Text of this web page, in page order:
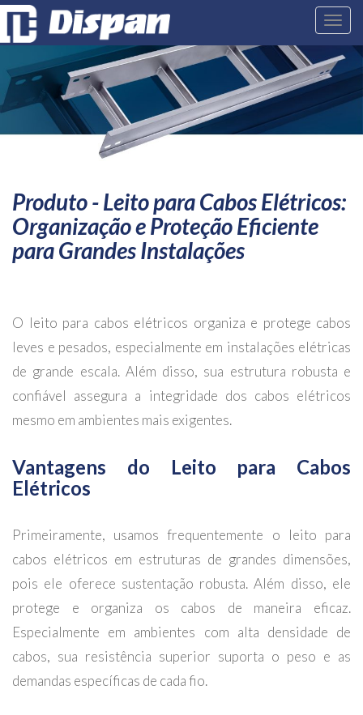
Produto -Leito para Cabos Elétricos:
Organização e Proteção Eficiente
para Grandes Instalações
O leito para cabos elétricos organiza e protege cabos
leves e pesados, especialmente em instalações elétricas
de grande escala. Além disso, sua estrutura robusta e
confiável assegura a integridade dos cabos elétricos
mesmo em ambientes mais exigentes.
Vantagens do Leito para Cabos
Elétricos
Primeiramente, usamos frequentemente o leito para
cabos elétricos em estruturas de grandes dimensões,
pois ele oferece sustentação robusta. Além disso, ele
protege e organiza os cabos de maneira eficaz.
Especialmente em ambientes com alta densidade de
cabos, sua resistência superior suporta o peso e as
demandas específicas de cada fio.